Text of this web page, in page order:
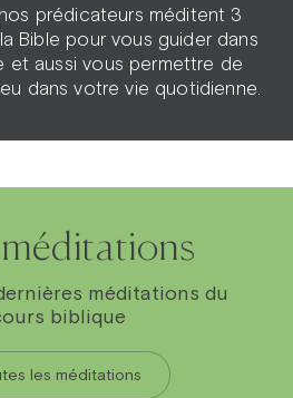
prédicateurs méditent 3
Bible pour vous guider dans
et aussi vous permettre de
dans votre vie quotidienne.
méditations du
biblique
les méditations